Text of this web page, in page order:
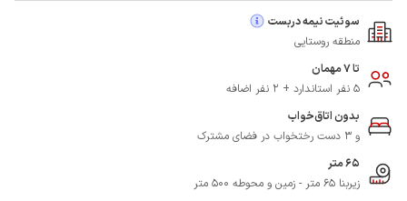
سوئیت نیمه دربست
منطقه روستایی
تا 7 مهمان
5 نفر استاندارد + 2 نفر اضافه
بدون اتاق‌خواب
و 3 دست رختخواب در فضای مشترک
65 متر
زیربنا 65 متر - زمین و محوطه 500 متر